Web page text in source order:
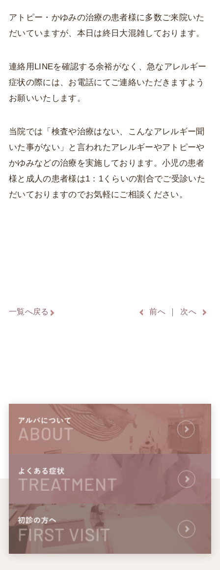
アトピー・かゆみの治療の患者様に多数ご来院いた
だいていますが、本日は終日大混雑しております。
連絡用LINEを確認する余裕がなく、急なアレルギー
症状の際には、お電話にてご連絡いただきますよう
お願いいたします。
当院では「検査や治療はない、こんなアレルギー聞
いた事がない」と言われたアレルギーやアトピーや
かゆみなどの治療を実施しております。小児の患者
様と成人の患者様は1：1くらいの割合でご受診いた
だいておりますのでお気軽にご相談ください。
一覧へ戻る 前へ 次へ